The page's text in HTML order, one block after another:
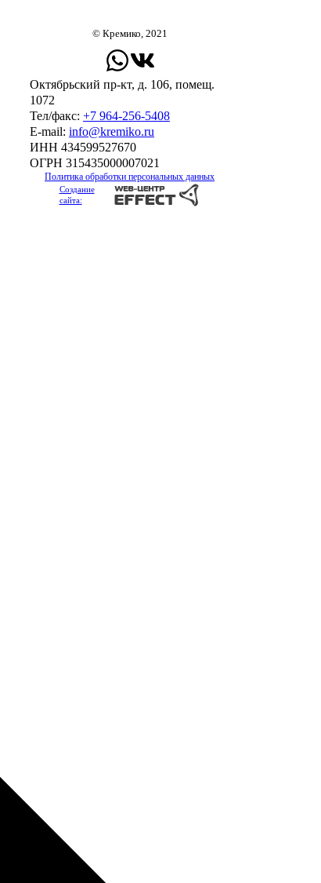
© Кремико, 2021
Октябрьский пр-кт, д. 106, помещ.
1072
Тел/факс: +7 964-256-5408
Е-mail: info@kremiko.ru
ИНН 434599527670
ОГРН 315435000007021
Политика обработки персональных данных
Создание
сайта: